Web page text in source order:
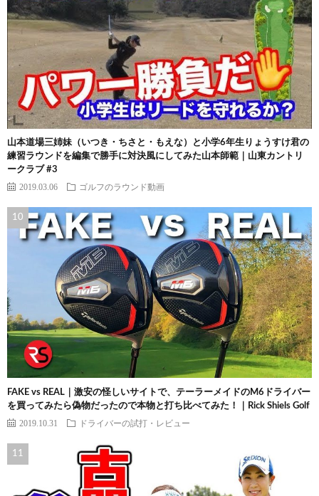
山本道場三姉妹（いつき・ちさと・もえな）と小学6年生りょうすけ君の
練習ラウンドを編集で勝手に対決風にしてみた山本師範｜山東カントリ
ークラブ #3
2019.03.06 ゴルフのラウンド動画
FAKE vs REAL｜激安の怪しいサイトで、テーラーメイドのM6ドライバー
を買ってみたら偽物だったので本物と打ち比べてみた！｜Rick Shiels Golf
2019.10.31 ドライバーの試打・レビュー